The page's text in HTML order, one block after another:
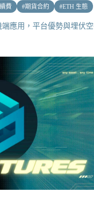
費 #期貨合約 #ETH 生態
應用，平台優勢與埋伏